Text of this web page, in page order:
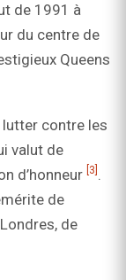
de 1991 à
du centre de
Queens
contre les
valut de
d’honneur [3] .
de
de